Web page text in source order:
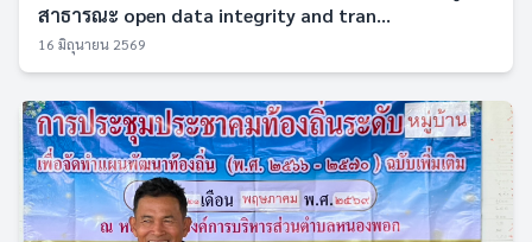
สาธารณะ open data integrity and tran...
16 มิถุนายน 2569